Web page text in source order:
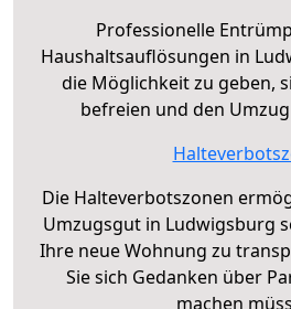
Professionelle
Haushaltsauflösungen in
die Möglichkeit zu geben,
befreien und den
Die Halteverbotszonen
Umzugsgut in Ludwigsburg
Ihre neue Wohnung zu
Sie sich Gedanken über
machen